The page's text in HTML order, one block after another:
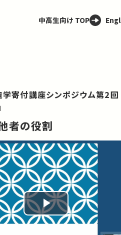
中高生向け TOP
寄付講座シンポジウム第2回
者の役割
Play